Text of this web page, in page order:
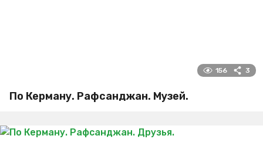
156 3
По Керману. Рафсанджан. Музей.